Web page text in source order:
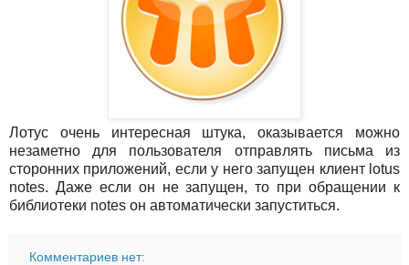
Лотус очень интересная штука, оказывается можно
незаметно для пользователя отправлять письма из
сторонних приложений, если у него запущен клиент lotus
notes. Даже если он не запущен, то при обращении к
библиотеки notes он автоматически запуститься.
Комментариев нет: